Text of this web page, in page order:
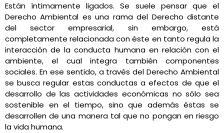
Están íntimamente ligados. Se suele pensar que el
Derecho Ambiental es una rama del Derecho distante
del sector empresarial, sin embargo, está
completamente relacionada con éste en tanto regula la
interacción de la conducta humana en relación con el
ambiente, el cual integra también componentes
sociales. En ese sentido, a través del Derecho Ambiental
se busca regular estas conductas a efectos de que el
desarrollo de las actividades económicas no sólo sea
sostenible en el tiempo, sino que además éstas se
desarrollen de una manera tal que no pongan en riesgo
la vida humana.